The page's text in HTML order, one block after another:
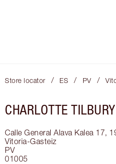
Store locator / ES / PV /
CHARLOTTE
Calle General Alava Kalea 17,
Vitoria-Gasteiz
PV
01005